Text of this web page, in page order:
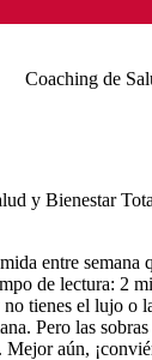
Coaching de
y Bienestar
entre semana
de lectura: 2
tienes el lujo o
Pero las
Mejor aún,